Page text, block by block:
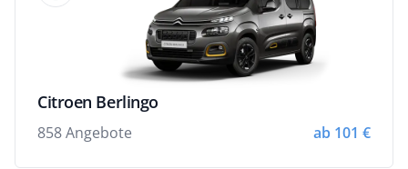
Citroen Berlingo
858 Angebote ab 101 €